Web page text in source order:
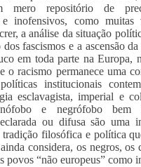
mero repositório de
e inofensivos, como muitas
a análise da situação
fascismos e a ascensão
em toda parte na Europa,
o racismo permanece uma
institucionais
esclavagista, imperial e
e negrófobo bem
ou difusa são uma
tradição filosófica e política
considera, os negros, os
povos “não europeus” como